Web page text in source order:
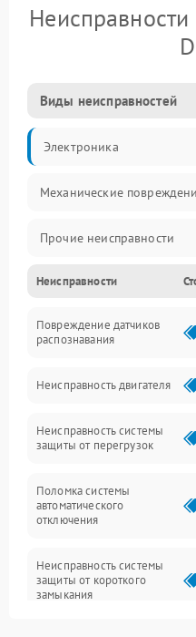
Неисправности
Виды неисправностей
Электроника
Механические
Прочие неисправности
Включение и работа
Счёт банкнот
Шум и механика
Неисправности
Повреждение датчиков
распознавания
Неисправность двигателя
Неисправность системы
защиты от перегрузок
Поломка системы
автоматического
отключения
Неисправность системы
защиты от короткого
замыкания